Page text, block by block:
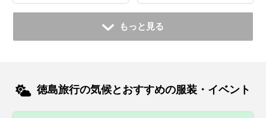
もっと見る
徳島旅行の気候とおすすめの服装・イベント